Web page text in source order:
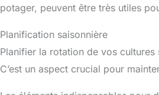
potager, peuvent être très utiles
Planification saisonnière
Planifier la rotation de vos cultures
C’est un aspect crucial pour